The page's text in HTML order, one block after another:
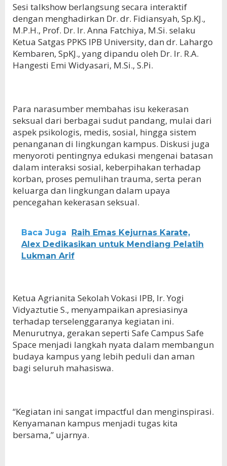
Sesi talkshow berlangsung secara interaktif
dengan menghadirkan Dr. dr. Fidiansyah, Sp.KJ.,
M.P.H., Prof. Dr. Ir. Anna Fatchiya, M.Si. selaku
Ketua Satgas PPKS IPB University, dan dr. Lahargo
Kembaren, SpKJ., yang dipandu oleh Dr. Ir. R.A.
Hangesti Emi Widyasari, M.Si., S.Pi.
Para narasumber membahas isu kekerasan
seksual dari berbagai sudut pandang, mulai dari
aspek psikologis, medis, sosial, hingga sistem
penanganan di lingkungan kampus. Diskusi juga
menyoroti pentingnya edukasi mengenai batasan
dalam interaksi sosial, keberpihakan terhadap
korban, proses pemulihan trauma, serta peran
keluarga dan lingkungan dalam upaya
pencegahan kekerasan seksual.
Baca Juga
Raih Emas Kejurnas Karate,
Alex Dedikasikan untuk Mendiang Pelatih
Lukman Arif
Ketua Agrianita Sekolah Vokasi IPB, Ir. Yogi
Vidyaztutie S., menyampaikan apresiasinya
terhadap terselenggaranya kegiatan ini.
Menurutnya, gerakan seperti Safe Campus Safe
Space menjadi langkah nyata dalam membangun
budaya kampus yang lebih peduli dan aman
bagi seluruh mahasiswa.
“Kegiatan ini sangat impactful dan menginspirasi.
Kenyamanan kampus menjadi tugas kita
bersama,” ujarnya.